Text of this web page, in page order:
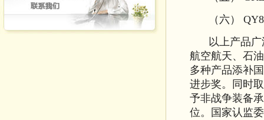
（六）
QY8
以上产品
航空航天、石
多种产品添补
进步奖。同时
予非战争装备
位。国家认监